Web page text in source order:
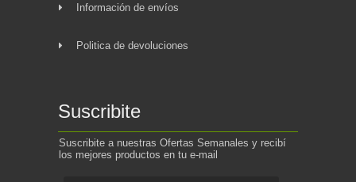
Información de envíos
Politica de devoluciones
Suscribite
Suscribite a nuestras Ofertas Semanales y recibí
los mejores productos en tu e-mail